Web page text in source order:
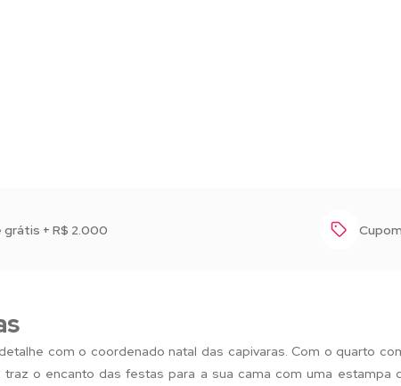
grátis + R$ 2.000
com o coordenado natal das capivaras. Com o quarto
o encanto das festas para a sua cama com uma estampa